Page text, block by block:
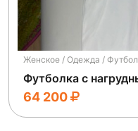
Женское / Одежда /
Футболка с
64 200